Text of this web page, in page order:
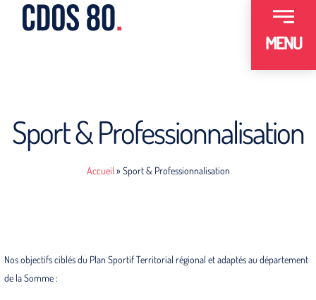
MENU
Sport & Professionnalisation
Accueil » Sport & Professionnalisation
Nos objectifs ciblés du Plan Sportif Territorial régional et adaptés au département
de la Somme :